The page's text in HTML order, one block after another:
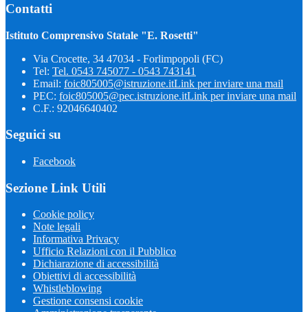
Contatti
Istituto Comprensivo Statale "E. Rosetti"
Via Crocette, 34 47034 - Forlimpopoli (FC)
Tel: Tel. 0543 745077 - 0543 743141
Email: foic805005@istruzione.itLink per inviare una mail
PEC: foic805005@pec.istruzione.itLink per inviare una mail
C.F.: 92046640402
Seguici su
Facebook
Sezione Link Utili
Cookie policy
Note legali
Informativa Privacy
Ufficio Relazioni con il Pubblico
Dichiarazione di accessibilità
Obiettivi di accessibilità
Whistleblowing
Gestione consensi cookie